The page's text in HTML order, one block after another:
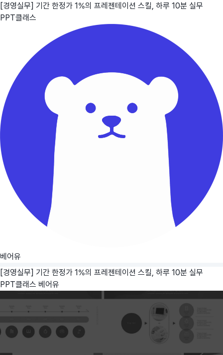
[경영실무] 기간 한정가 1%의 프레젠테이션 스킬, 하루 10분 실무
PPT클래스
베어유
[경영실무] 기간 한정가 1%의 프레젠테이션 스킬, 하루 10분 실무
PPT클래스 베어유